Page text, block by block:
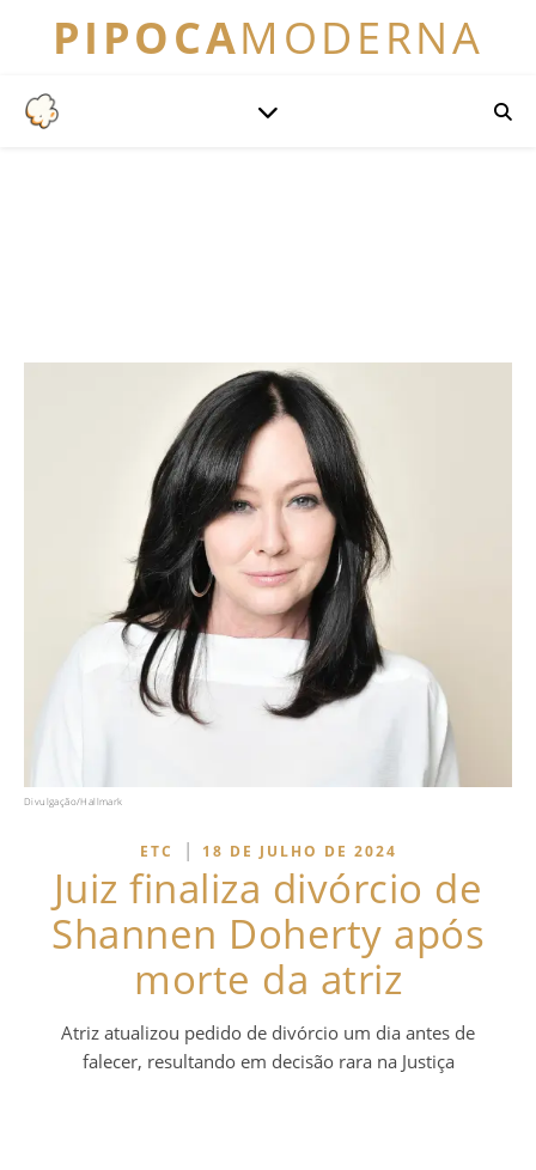
PIPOCAMODERNA
Divulgação/Hallmark
ETC | 18 DE JULHO DE 2024
Juiz finaliza divórcio de
Shannen Doherty após
morte da atriz
Atriz atualizou pedido de divórcio um dia antes de
falecer, resultando em decisão rara na Justiça